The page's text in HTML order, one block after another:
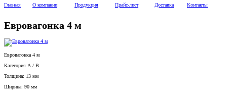
Главная О компании Продукция Прайс-лист Доставка Контакты
Евровагонка 4 м
Евровагонка 4 м
Категория А / B
Толщина: 13 мм
Ширина: 90 мм